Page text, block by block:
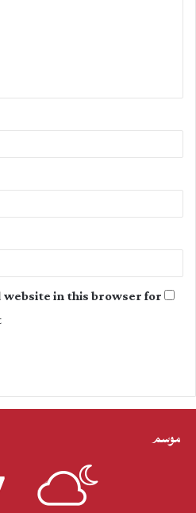
t
website in this browser for
موسم